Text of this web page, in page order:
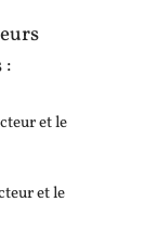
:
et le
et le